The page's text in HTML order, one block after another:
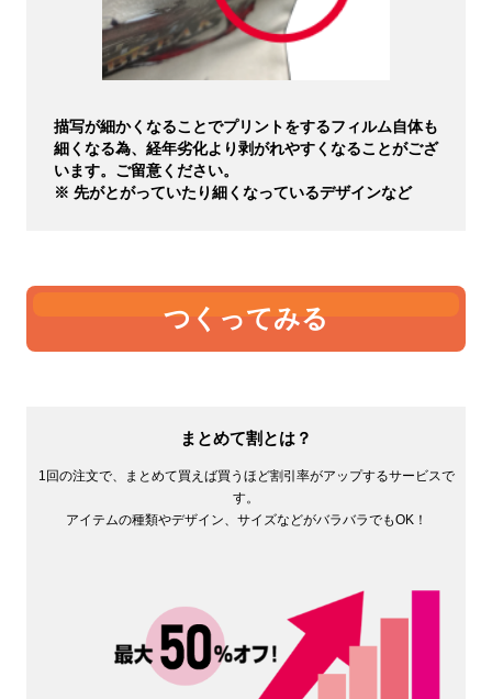
描写が細かくなることでプリントをするフィルム自体も
細くなる為、経年劣化より剥がれやすくなることがござ
います。ご留意ください。
※ 先がとがっていたり細くなっているデザインなど
つくってみる
まとめて割とは？
1回の注文で、まとめて買えば買うほど割引率がアップするサービスで
す。
アイテムの種類やデザイン、サイズなどがバラバラでもOK！